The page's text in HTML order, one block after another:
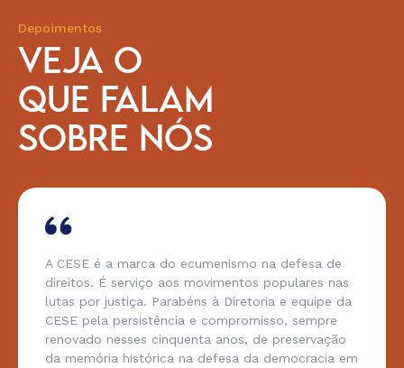
Depoimentos
VEJA O
QUE FALAM
SOBRE NÓS
A CESE é a marca do ecumenismo na defesa de
direitos. É serviço aos movimentos populares nas
lutas por justiça. Parabéns à Diretoria e equipe da
CESE pela persistência e compromisso, sempre
renovado nesses cinquenta anos, de preservação
da memória histórica na defesa da democracia em